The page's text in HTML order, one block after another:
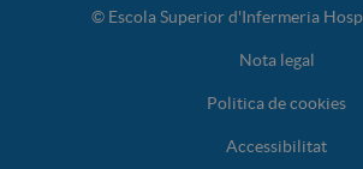
© Escola Superior d'Infermeria
Nota legal
Politica de cookies
Accessibilitat